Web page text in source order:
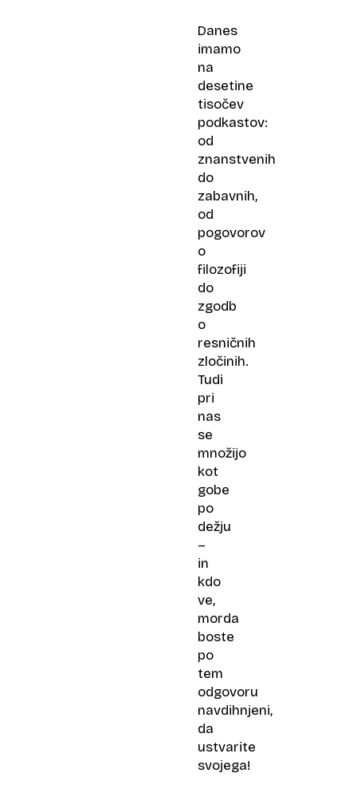
Danes
imamo
na
desetine
tisočev
podkastov:
od
znanstvenih
do
zabavnih,
od
pogovorov
o
filozofiji
do
zgodb
o
resničnih
zločinih.
Tudi
pri
nas
se
množijo
kot
gobe
po
dežju
–
in
kdo
ve,
morda
boste
po
tem
odgovoru
navdihnjeni,
da
ustvarite
svojega!